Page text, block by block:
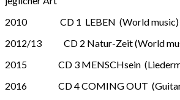
2010 CD 1 LEBEN (World music)
2012/13 CD 2 Natur-Zeit (World
2015 CD 3 MENSCHsein
2016 CD 4 COMING OUT (Guitar-